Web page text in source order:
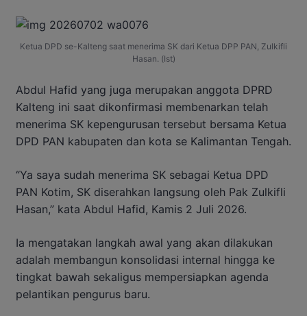
Ketua DPD se-Kalteng saat menerima SK dari Ketua DPP PAN, Zulkifli
Hasan. (Ist)
Abdul Hafid yang juga merupakan anggota DPRD
Kalteng ini saat dikonfirmasi membenarkan telah
menerima SK kepengurusan tersebut bersama Ketua
DPD PAN kabupaten dan kota se Kalimantan Tengah.
“Ya saya sudah menerima SK sebagai Ketua DPD
PAN Kotim, SK diserahkan langsung oleh Pak Zulkifli
Hasan,” kata Abdul Hafid, Kamis 2 Juli 2026.
Ia mengatakan langkah awal yang akan dilakukan
adalah membangun konsolidasi internal hingga ke
tingkat bawah sekaligus mempersiapkan agenda
pelantikan pengurus baru.